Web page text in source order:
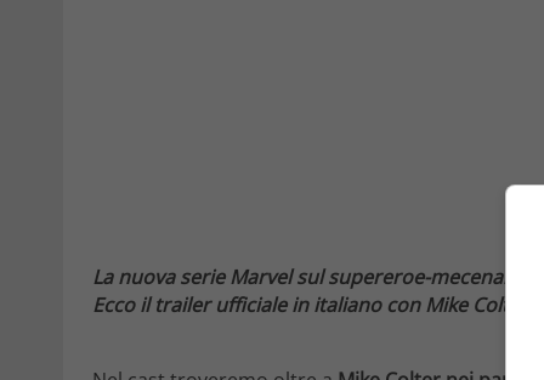
La nuova serie Marvel sul supereroe-mecenario
Ecco il trailer ufficiale in italiano con Mike Colter